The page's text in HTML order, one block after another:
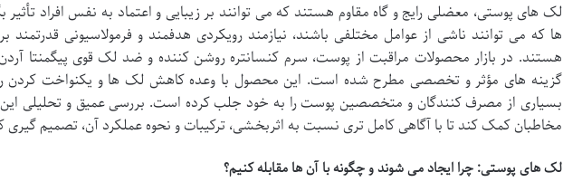
لک های پوستی، معضلی رایج و گاه مقاوم هستند که می توانند بر زیبایی و اعتماد به نفس افراد تأثیر
ها که می توانند ناشی از عوامل مختلفی باشند، نیازمند رویکردی هدفمند و فرمولاسیونی قدرتمند
هستند. در بازار محصولات مراقبت از پوست، سرم کنسانتره روشن کننده و ضد لک قوی پیگمنتا
گزینه های مؤثر و تخصصی مطرح شده است. این محصول با وعده کاهش لک ها و یکنواخت کردن
بسیاری از مصرف کنندگان و متخصصین پوست را به خود جلب کرده است. بررسی عمیق و تحلیلی این
مخاطبان کمک کند تا با آگاهی کامل تری نسبت به اثربخشی، ترکیبات و نحوه عملکرد آن، تصمیم گیری
لک های پوستی: چرا ایجاد می شوند و چگونه با آن ها مقابله کنیم؟